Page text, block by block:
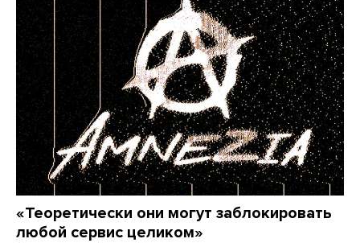
«Теоретически они могут заблокировать
любой сервис целиком»